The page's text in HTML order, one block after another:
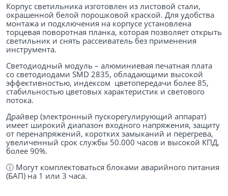
Корпус светильника изготовлен из листовой стали,
окрашенной белой порошковой краской. Для удобства
монтажа и подключения на корпусе установлена
торцевая поворотная планка, которая позволяет открыть
светильник и снять рассеиватель без применения
инструмента.
Светодиодный модуль – алюминиевая печатная плата
со светодиодами SMD 2835, обладающими высокой
эффективностью, индексом цветопередачи более 85,
стабильностью цветовых характеристик и светового
потока.
Драйвер (электронный пускорегулирующий аппарат)
имеет широкий диапазон входного напряжения, защиту
от перенапряжений, коротких замыканий и перегрева,
увеличенный срок службы 50.000 часов и высокой КПД,
более 90%.
ⓘ Могут комплектоваться блоками аварийного питания
(БАП) на 1 или 3 часа.